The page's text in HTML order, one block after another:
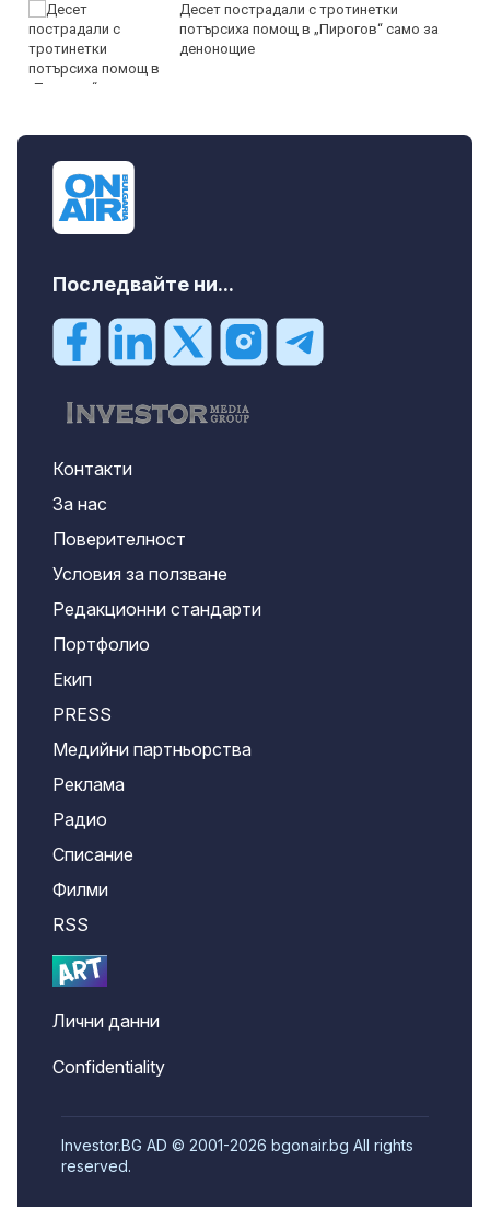
Десет пострадали с тротинетки
потърсиха помощ в „Пирогов“ само за
денонощие
Последвайте ни...
Контакти
За нас
Поверителност
Условия за ползване
Редакционни стандарти
Портфолио
Екип
PRESS
Медийни партньорства
Реклама
Радио
Списание
Филми
RSS
Лични данни
Confidentiality
Investor.BG AD © 2001-2026 bgonair.bg All rights
reserved.